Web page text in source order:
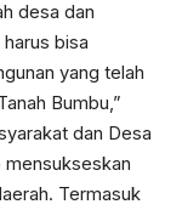
desa dan
bisa
yang telah
Bumbu,”
dan Desa
mensukseskan
Termasuk